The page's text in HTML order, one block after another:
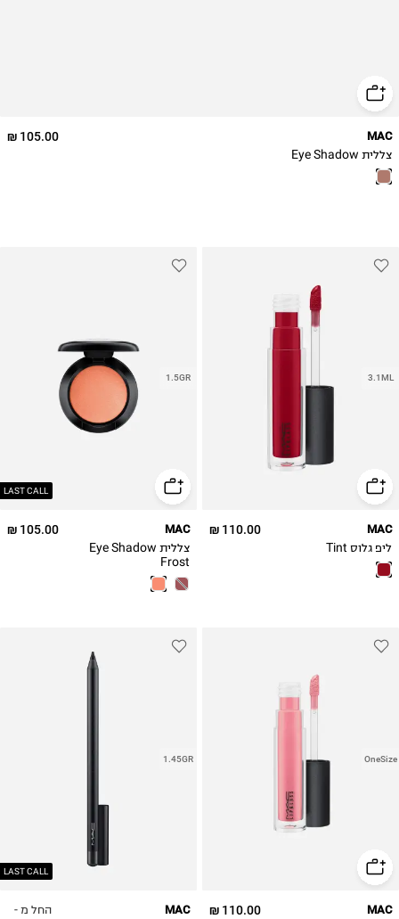
105.00 ₪ MAC
צללית Eye Shadow
3.1ML
110.00 ₪ MAC
ליפ גלוס Tint
LAST CALL
1.5GR
105.00 ₪ MAC
צללית Eye Shadow
Frost
OneSize
110.00 ₪ MAC
LAST CALL
1.45GR
החל מ -
MAC